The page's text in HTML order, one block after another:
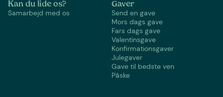
Kan du lide os?
Samarbejd med os
Gaver
Send en gave
Mors dags gave
Fars dags gave
Valentinsgave
Konfirmationsgaver
Julegaver
Gave til bedste ven
Påske